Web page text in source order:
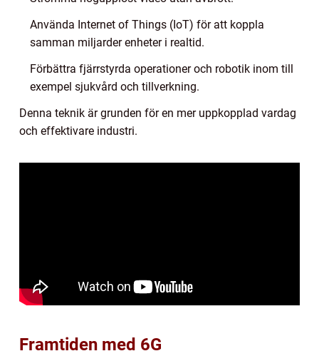
Använda Internet of Things (IoT) för att koppla
samman miljarder enheter i realtid.
Förbättra fjärrstyrda operationer och robotik inom till
exempel sjukvård och tillverkning.
Denna teknik är grunden för en mer uppkopplad vardag
och effektivare industri.
Framtiden med 6G